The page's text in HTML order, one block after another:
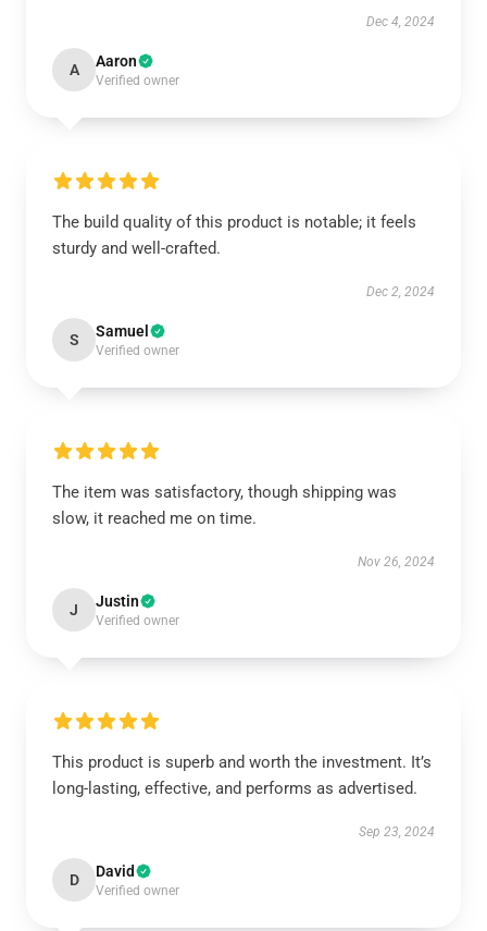
Dec 4, 2024
A Aaron
Verified owner
The build quality of this product is notable; it feels
sturdy and well-crafted.
Dec 2, 2024
S Samuel
Verified owner
The item was satisfactory, though shipping was
slow, it reached me on time.
Nov 26, 2024
J Justin
Verified owner
This product is superb and worth the investment. It’s
long-lasting, effective, and performs as advertised.
Sep 23, 2024
D David
Verified owner